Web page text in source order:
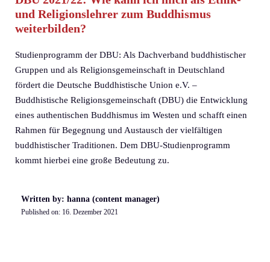
und Religionslehrer zum Buddhismus
weiterbilden?
Studienprogramm der DBU: Als Dachverband buddhistischer
Gruppen und als Religionsgemeinschaft in Deutschland
fördert die Deutsche Buddhistische Union e.V. –
Buddhistische Religionsgemeinschaft (DBU) die Entwicklung
eines authentischen Buddhismus im Westen und schafft einen
Rahmen für Begegnung und Austausch der vielfältigen
buddhistischer Traditionen. Dem DBU-Studienprogramm
kommt hierbei eine große Bedeutung zu.
Written by: hanna (content manager)
Published on: 16. Dezember 2021